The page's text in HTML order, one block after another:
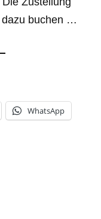
dazu buchen …
WhatsApp